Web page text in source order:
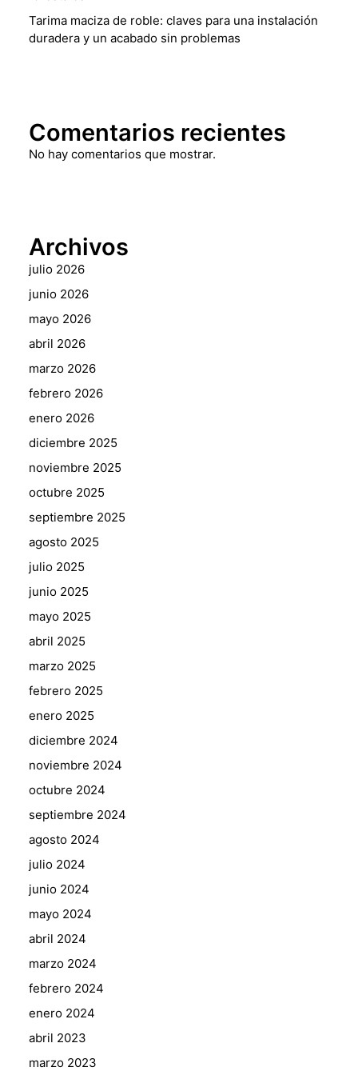
Tarima maciza de roble: claves para una instalación
duradera y un acabado sin problemas
Comentarios recientes
No hay comentarios que mostrar.
Archivos
julio 2026
junio 2026
mayo 2026
abril 2026
marzo 2026
febrero 2026
enero 2026
diciembre 2025
noviembre 2025
octubre 2025
septiembre 2025
agosto 2025
julio 2025
junio 2025
mayo 2025
abril 2025
marzo 2025
febrero 2025
enero 2025
diciembre 2024
noviembre 2024
octubre 2024
septiembre 2024
agosto 2024
julio 2024
junio 2024
mayo 2024
abril 2024
marzo 2024
febrero 2024
enero 2024
abril 2023
marzo 2023